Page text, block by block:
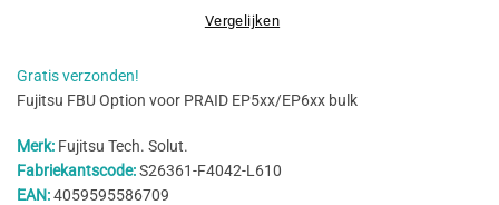
Vergelijken
Gratis verzonden!
Fujitsu FBU Option voor PRAID EP5xx/EP6xx bulk
Merk: Fujitsu Tech. Solut.
Fabriekantscode:S26361-F4042-L610
EAN:4059595586709